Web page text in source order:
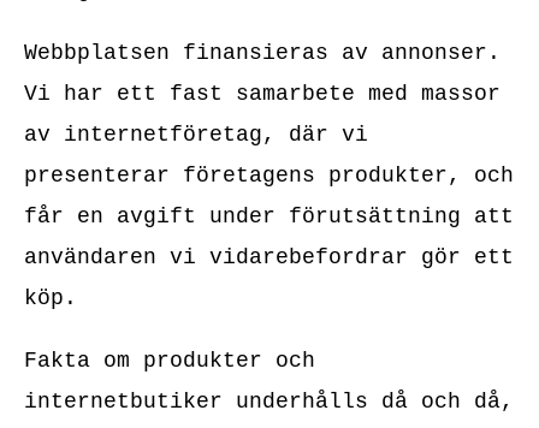
Webbplatsen finansieras av annonser.
Vi har ett fast samarbete med massor
av internetföretag, där vi
presenterar företagens produkter, och
får en avgift under förutsättning att
användaren vi vidarebefordrar gör ett
köp.
Fakta om produkter och
internetbutiker underhålls då och då,